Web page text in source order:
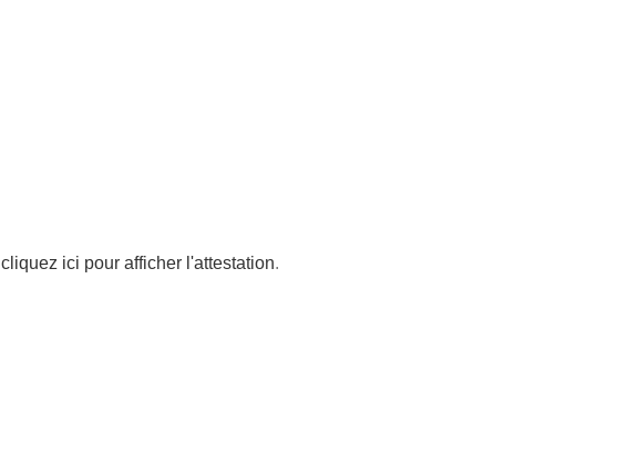
cliquez ici pour afficher l'attestation.